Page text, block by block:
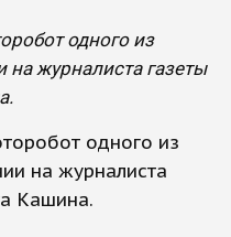
одного из
журналиста газеты
одного из
на журналиста
Кашина.